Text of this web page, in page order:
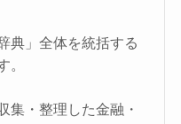
典」全体を統括する
。
集・整理した金融・